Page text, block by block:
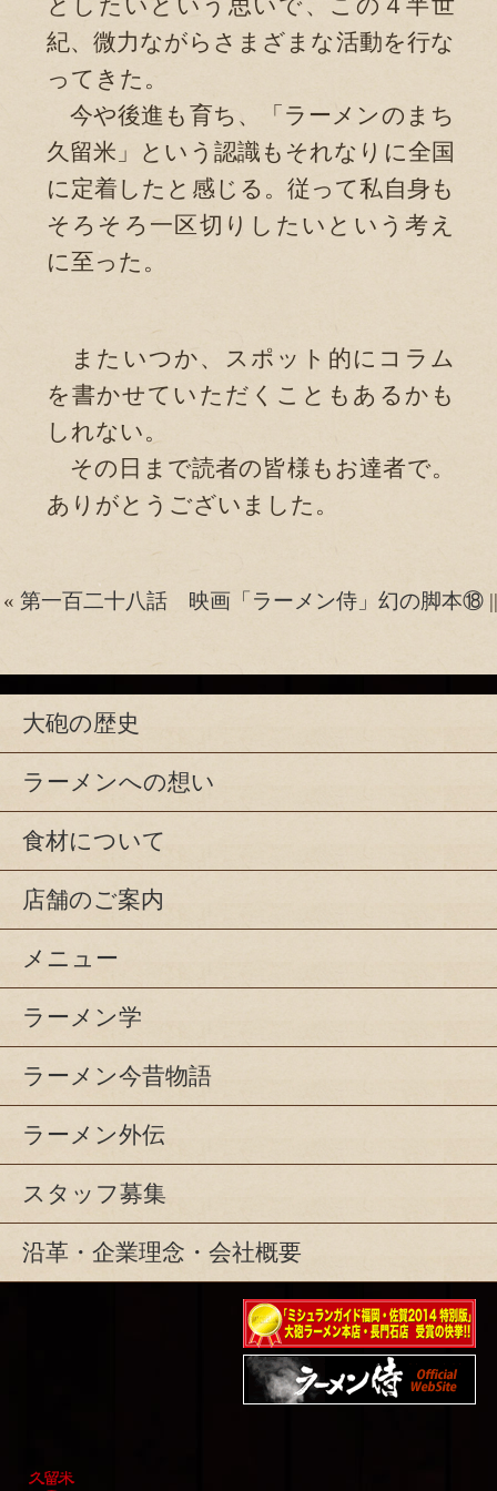
としたいという思いで、この４半世
紀、微力ながらさまざまな活動を行な
ってきた。
今や後進も育ち、「ラーメンのまち
久留米」という認識もそれなりに全国
に定着したと感じる。従って私自身も
そろそろ一区切りしたいという考え
に至った。
またいつか、スポット的にコラム
を書かせていただくこともあるかも
しれない。
その日まで読者の皆様もお達者で。
ありがとうございました。
« 第一百二十八話 映画「ラーメン侍」幻の脚本⑱||
大砲の歴史
ラーメンへの想い
食材について
店舗のご案内
メニュー
ラーメン学
ラーメン今昔物語
ラーメン外伝
スタッフ募集
沿革・企業理念・会社概要
ミシュランガイド福岡・
佐賀2014特別版大砲ラー